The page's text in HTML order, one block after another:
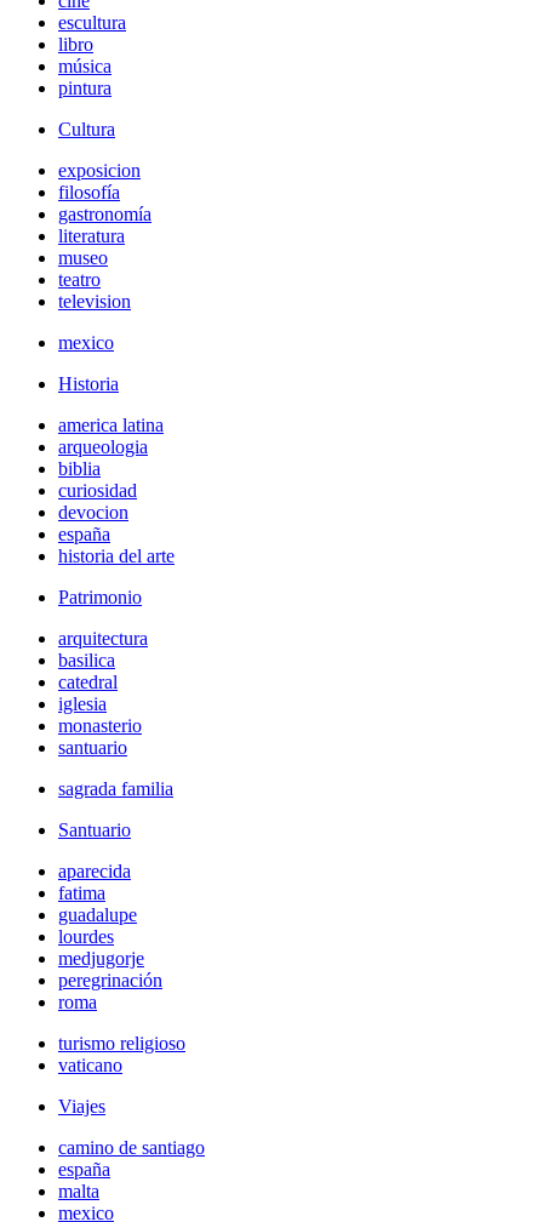
escultura
libro
música
pintura
Cultura
exposicion
filosofía
gastronomía
literatura
museo
teatro
television
mexico
Historia
america latina
arqueologia
biblia
curiosidad
devocion
españa
historia del arte
Patrimonio
arquitectura
basilica
catedral
iglesia
monasterio
santuario
sagrada familia
Santuario
aparecida
fatima
guadalupe
lourdes
medjugorje
peregrinación
roma
turismo religioso
vaticano
Viajes
camino de santiago
españa
malta
mexico